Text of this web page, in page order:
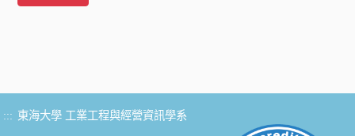
::: 東海大學 工業工程與經營資訊學系